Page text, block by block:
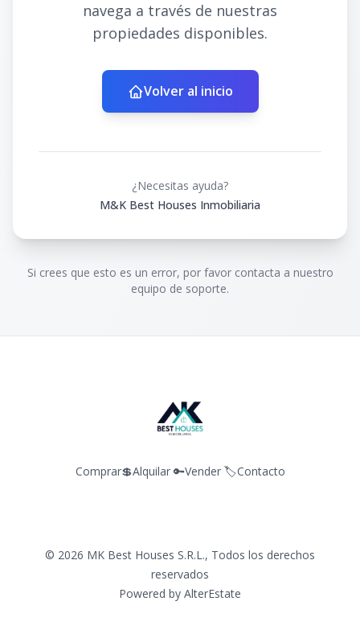
navega a través de nuestras
propiedades disponibles.
Volver al inicio
¿Necesitas ayuda?
M&K Best Houses Inmobiliaria
Si crees que esto es un error, por favor contacta a nuestro
equipo de soporte.
Comprar💲Alquilar 🔑Vender 🏷️Contacto
© 2026 MK Best Houses S.R.L., Todos los derechos
reservados
Powered by AlterEstate